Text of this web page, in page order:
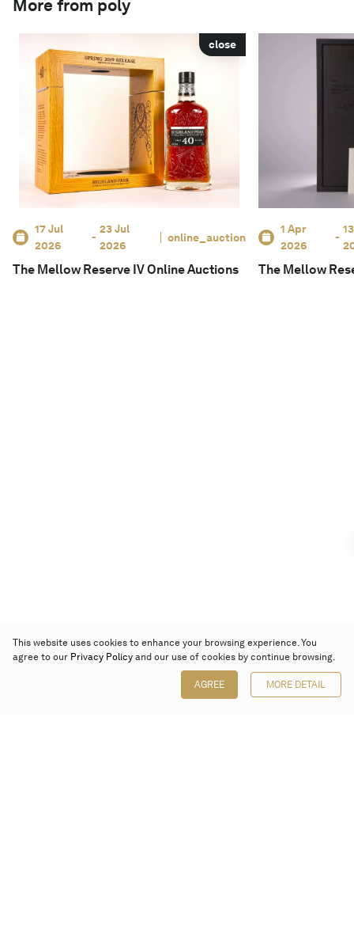
More from poly
close
17 Jul
2026
-
23 Jul
2026
online_auction
The Mellow Reserve IV Online Auctions
1 Apr
2026
-
The Mellow
This website uses cookies to enhance your browsing experience. You
agree to our Privacy Policy and our use of cookies by continue browsing.
AGREE MORE DETAIL